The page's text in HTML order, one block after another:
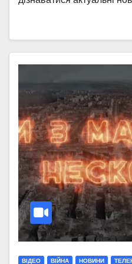
ВІДЕО ВІЙНА НОВИНИ